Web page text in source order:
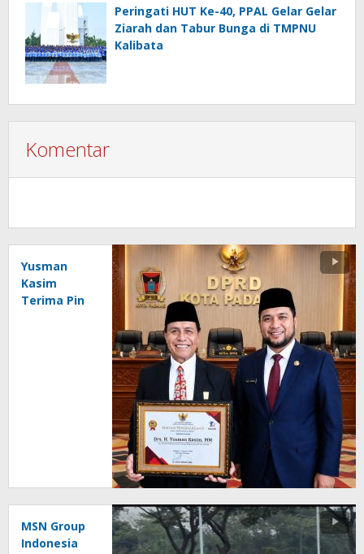
Peringati HUT Ke-40, PPAL Gelar Gelar
Ziarah dan Tabur Bunga di TMPNU
Kalibata
Komentar
Yusman
Kasim
Terima Pin
MSN Group
Indonesia